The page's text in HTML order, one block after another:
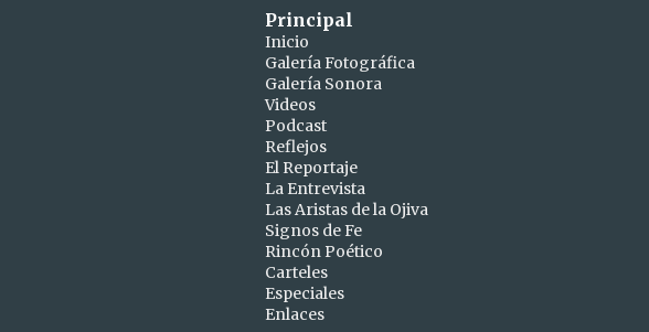
dic 28
dic 26
abril
abr 15
abr 10
marzo
mar 25
mar 24
mar 19
Principal
Inicio
Galería Fotográfica
Galería Sonora
Videos
Podcast
Reflejos
El Reportaje
La Entrevista
Las Aristas de la Ojiva
Signos de Fe
Rincón Poético
Carteles
Especiales
Enlaces